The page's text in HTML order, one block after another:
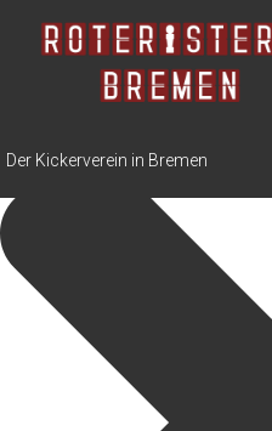
Der Kickerverein in Bremen